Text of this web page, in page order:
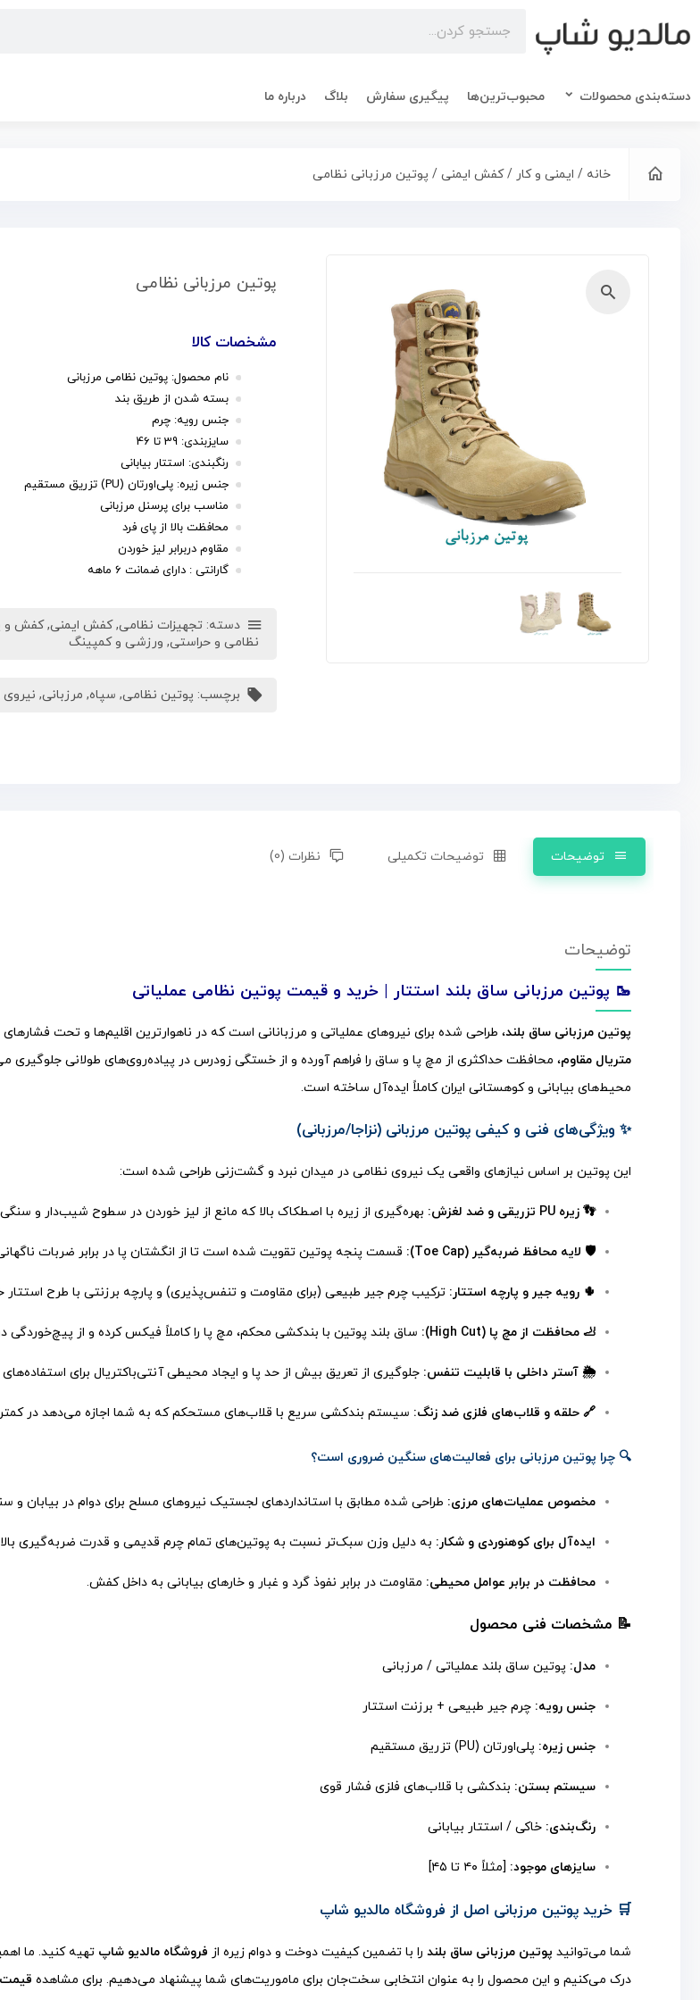
دسته‌بندی محصولات محبوب‌ترین‌ها پیگیری سفارش بلاگ درباره ما
خانه / ایمنی و کار /کفش ایمنی / پوتین مرزبانی نظامی
پوتین مرزبانی نظامی
مشخصات کالا
نام محصول: پوتین نظامی مرزبانی
بسته شدن از طریق بند
جنس رویه: چرم
سایزبندی: 39 تا 46
رنگبندی: استتار بیابانی
جنس زیره: پلی‌اورتان (PU) تزریق مستقیم
مناسب برای پرسنل مرزبانی
محافظت بالا از پای فرد
مقاوم دربرابر لیز خوردن
گارانتی : دارای ضمانت 6 ماهه
دسته: تجهیزات نظامی,کفش ایمنی,کفش و
نظامی و حراستی, ورزشی و کمپینگ
برچسب: پوتین نظامی, سپاه, مرزبانی, نیروی
توضیحات توضیحات تکمیلی نظرات (0)
توضیحات
🥾 پوتین مرزبانی ساق بلند استتار | خرید و قیمت پوتین نظامی عملیاتی
پوتین مرزبانی ساق بلند، طراحی شده برای نیروهای عملیاتی و مرزبانانی است که در ناهوارترین اقلیم‌ها و تحت
متریال مقاوم، محافظت حداکثری از مچ پا و ساق را فراهم آورده و از خستگی زودرس در پیاده‌روی‌های طولانی
محیط‌های بیابانی و کوهستانی ایران کاملاً ایده‌آل ساخته است.
✨ ویژگی‌های فنی و کیفی پوتین مرزبانی (نزاجا/مرزبانی)
این پوتین بر اساس نیازهای واقعی یک نیروی نظامی در میدان نبرد و گشت‌زنی طراحی شده است:
👣 زیره PU تزریقی و ضد لغزش: بهره‌گیری از زیره با اصطکاک بالا که مانع از لیز خوردن در سطوح شیب‌دار و
🛡️ لایه محافظ ضربه‌گیر (Toe Cap): قسمت پنجه پوتین تقویت شده است تا از انگشتان پا در برابر ضربات
🌵 رویه جیر و پارچه استتار: ترکیب چرم جیر طبیعی (برای مقاومت و تنفس‌پذیری) و پارچه برزنتی با طرح استتار
🦶 محافظت از مچ پا (High Cut): ساق بلند پوتین با بندکشی محکم، مچ پا را کاملاً فیکس کرده و از پیچ‌خوردگی
🌦️ آستر داخلی با قابلیت تنفس: جلوگیری از تعریق بیش از حد پا و ایجاد محیطی آنتی‌باکتریال برای
🔗 حلقه و قلاب‌های فلزی ضد زنگ: سیستم بندکشی سریع با قلاب‌های مستحکم که به شما اجازه می‌دهد در
🔍 چرا پوتین مرزبانی برای فعالیت‌های سنگین ضروری است؟
مخصوص عملیات‌های مرزی: طراحی شده مطابق با استانداردهای لجستیک نیروهای مسلح برای دوام در بیابان و
ایده‌آل برای کوهنوردی و شکار: به دلیل وزن سبک‌تر نسبت به پوتین‌های تمام چرم قدیمی و قدرت ضربه‌گیری
محافظت در برابر عوامل محیطی: مقاومت در برابر نفوذ گرد و غبار و خارهای بیابانی به داخل کفش.
📝 مشخصات فنی محصول
مدل: پوتین ساق بلند عملیاتی / مرزبانی
جنس رویه: چرم جیر طبیعی + برزنت استتار
جنس زیره: پلی‌اورتان (PU) تزریق مستقیم
سیستم بستن: بندکشی با قلاب‌های فلزی فشار قوی
رنگ‌بندی: خاکی / استتار بیابانی
سایزهای موجود: [مثلاً ۴۰ تا ۴۵]
🛒 خرید پوتین مرزبانی اصل از فروشگاه مالدیو شاپ
شما می‌توانید پوتین مرزبانی ساق بلند را با تضمین کیفیت دوخت و دوام زیره از فروشگاه مالدیو شاپ تهیه کنید. ما
درک می‌کنیم و این محصول را به عنوان انتخابی سخت‌جان برای ماموریت‌های شما پیشنهاد می‌دهیم. برای مشاهده قیمت